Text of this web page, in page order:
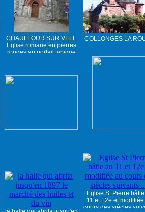
CHAUFFOUR SUR VELL
Eglise romane en pierres
rouges au portail typique
COLLONGES LA
Eglise St Pierre
11 et 12e et
cours des siècles